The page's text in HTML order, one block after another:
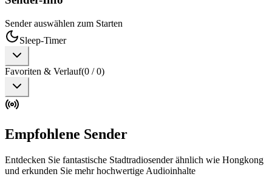
Sender auswählen zum Starten
Sleep-Timer
Favoriten & Verlauf(0 /0)
Empfohlene Sender
Entdecken Sie fantastische Stadtradiosender ähnlich wie Hongkong
und erkunden Sie mehr hochwertige Audioinhalte